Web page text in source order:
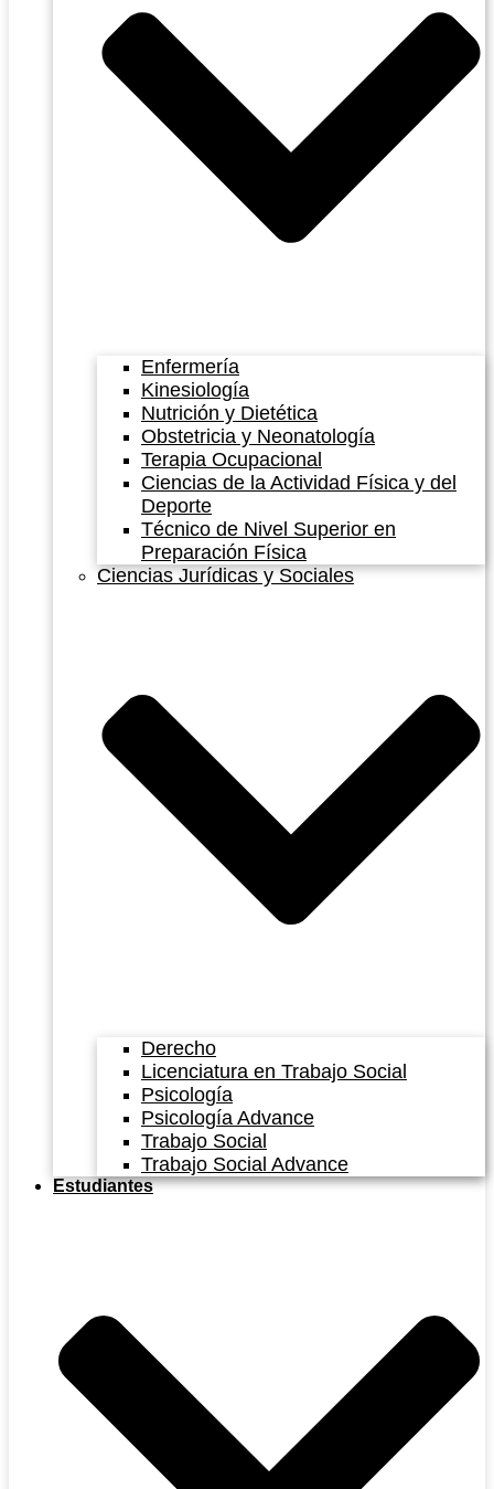
Enfermería
Kinesiología
Nutrición y Dietética
Obstetricia y Neonatología
Terapia Ocupacional
Ciencias de la Actividad Física y del
Deporte
Técnico de Nivel Superior en
Preparación Física
Ciencias Jurídicas y Sociales
Derecho
Licenciatura en Trabajo Social
Psicología
Psicología Advance
Trabajo Social
Trabajo Social Advance
Estudiantes